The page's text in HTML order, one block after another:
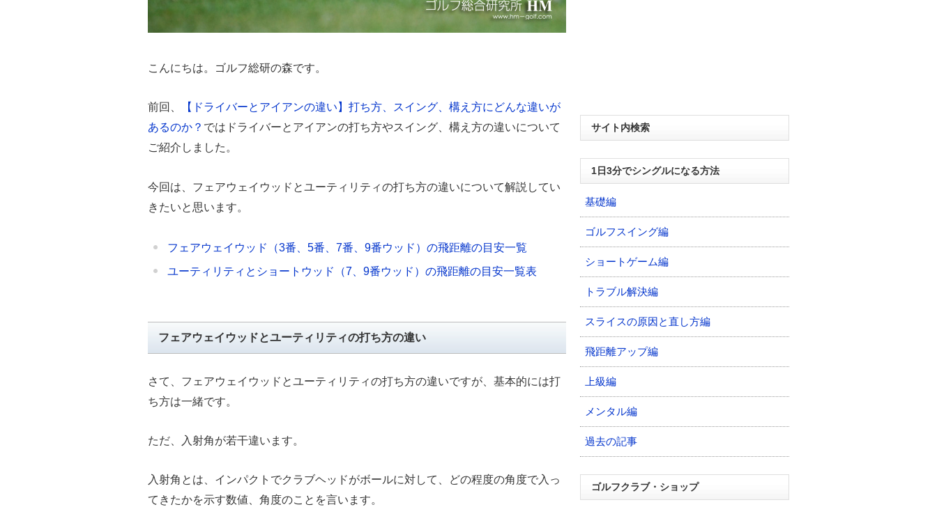
こんにちは。ゴルフ総研の森です。
前回、
【ドライバーとアイアンの違い】打ち方、スイング、構え方にどんな違いが
あるのか？ ではドライバーとアイアンの打ち方やスイング、構え方の違いについて
ご紹介しました。
今回は、フェアウェイウッドとユーティリティの打ち方の違いについて解説してい
きたいと思います。
フェアウェイウッド（3番、5番、7番、9番ウッド）の飛距離の目安一覧
ユーティリティとショートウッド（7、9番ウッド）の飛距離の目安一覧表
フェアウェイウッドとユーティリティの打ち方の違い
さて、フェアウェイウッドとユーティリティの打ち方の違いですが、基本的には打
ち方は一緒です。
ただ、入射角が若干違います。
入射角とは、インパクトでクラブヘッドがボールに対して、どの程度の角度で入っ
てきたかを示す数値、角度のことを言います。
サイト内検索
1日3分でシングルになる方法
基礎編
ゴルフスイング編
ショートゲーム編
トラブル解決編
スライスの原因と直し方編
飛距離アップ編
上級編
メンタル編
過去の記事
ゴルフクラブ・ショップ